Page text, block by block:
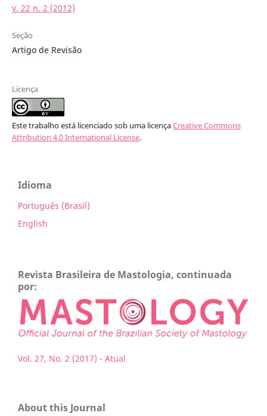
v. 22 n. 2 (2012)
Seção
Artigo de Revisão
Licença
Este trabalho está licenciado sob uma licençaCreative Commons
Attribution 4.0 International License.
Idioma
Português (Brasil)
English
Revista Brasileira de Mastologia, continuada
por:
Vol. 27, No. 2 (2017) - Atual
About this Journal